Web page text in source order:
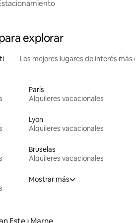
explorar
Los mejores lugares de interés más
París
Alquileres vacacionales
Lyon
Alquileres vacacionales
Bruselas
Alquileres vacacionales
Mostrar más